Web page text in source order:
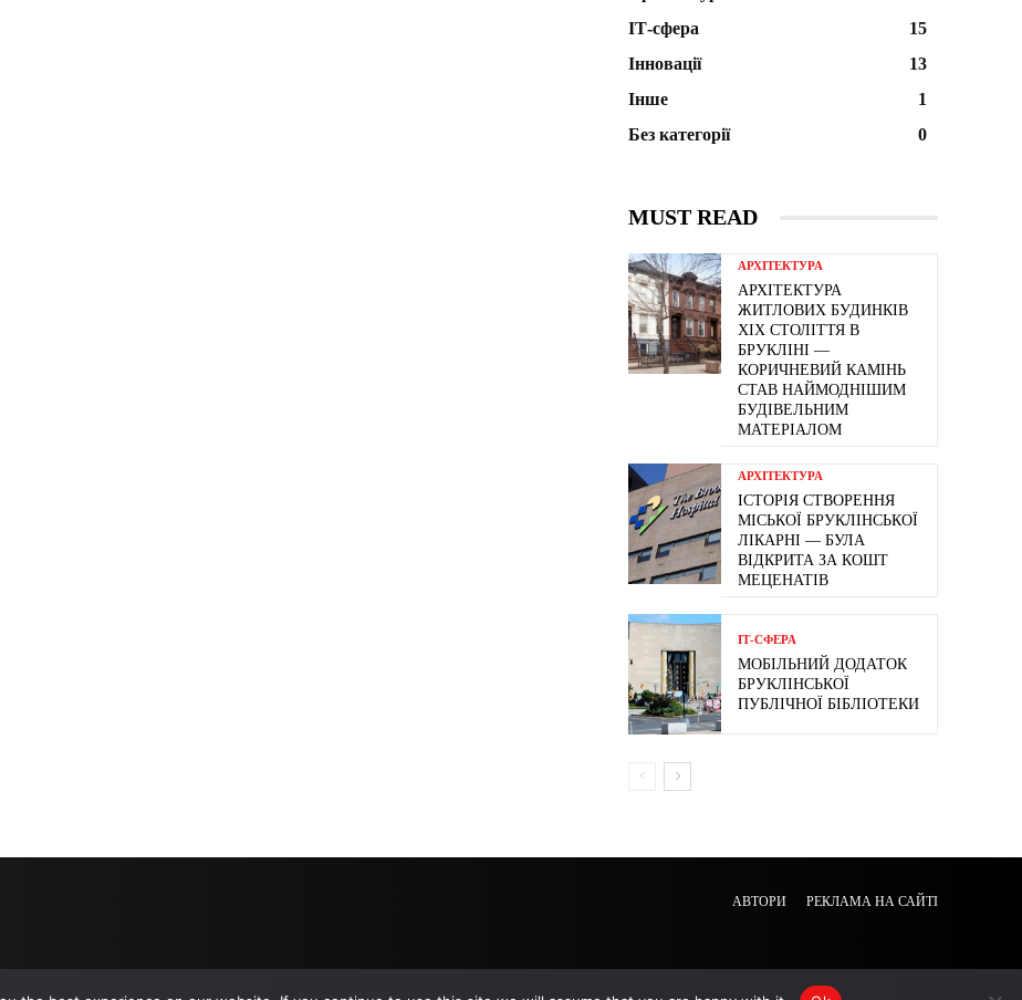
ІТ-сфера
15
Інновації
13
Інше
1
Без категорії
0
MUST READ
АРХІТЕКТУРА
АРХІТЕКТУРА
ЖИТЛОВИХ БУДИНКІВ
ХІХ СТОЛІТТЯ В
БРУКЛІНІ —
КОРИЧНЕВИЙ КАМІНЬ
СТАВ НАЙМОДНІШИМ
БУДІВЕЛЬНИМ
МАТЕРІАЛОМ
АРХІТЕКТУРА
ІСТОРІЯ СТВОРЕННЯ
МІСЬКОЇ БРУКЛІНСЬКОЇ
ЛІКАРНІ — БУЛА
ВІДКРИТА ЗА КОШТ
МЕЦЕНАТІВ
ІТ-СФЕРА
МОБІЛЬНИЙ ДОДАТОК
БРУКЛІНСЬКОЇ
ПУБЛІЧНОЇ БІБЛІОТЕКИ
АВТОРИ РЕКЛАМА НА САЙТІ